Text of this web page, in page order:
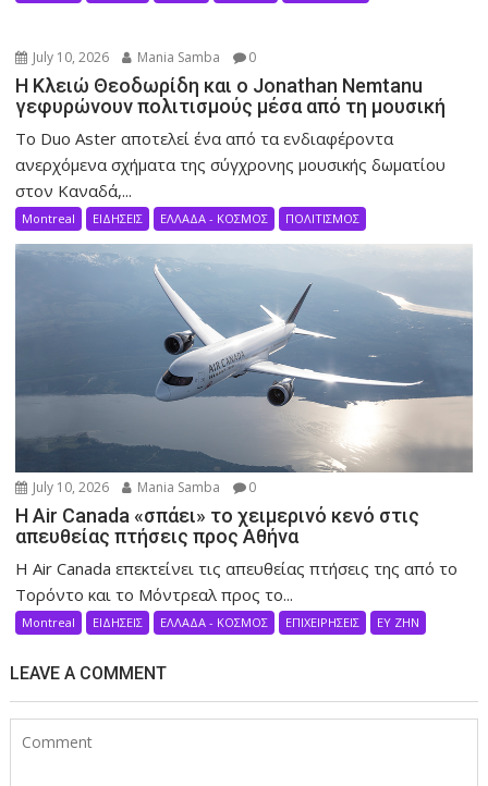
July 10, 2026 Mania Samba 0
Η Κλειώ Θεοδωρίδη και ο Jonathan Nemtanu
γεφυρώνουν πολιτισμούς μέσα από τη μουσική
Το Duo Aster αποτελεί ένα από τα ενδιαφέροντα
ανερχόμενα σχήματα της σύγχρονης μουσικής δωματίου
στον Καναδά,...
Montreal ΕΙΔΗΣΕΙΣ ΕΛΛΑΔΑ - ΚΟΣΜΟΣ ΠΟΛΙΤΙΣΜΟΣ
July 10, 2026 Mania Samba 0
Η Air Canada «σπάει» το χειμερινό κενό στις
απευθείας πτήσεις προς Αθήνα
Η Air Canada επεκτείνει τις απευθείας πτήσεις της από το
Τορόντο και το Μόντρεαλ προς το...
Montreal ΕΙΔΗΣΕΙΣ ΕΛΛΑΔΑ - ΚΟΣΜΟΣ ΕΠΙΧΕΙΡΗΣΕΙΣ ΕΥ ΖΗΝ
LEAVE A COMMENT